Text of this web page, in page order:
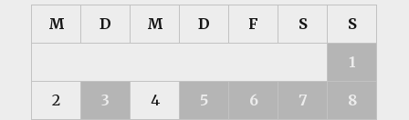
M D M D F S S
1
2 3 4 5 6 7 8